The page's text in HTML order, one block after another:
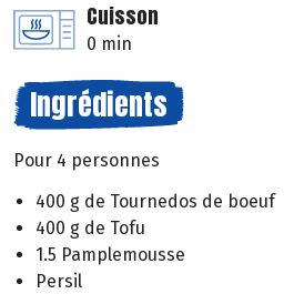
Cuisson
0 min
Ingrédients
Pour 4 personnes
400 g de Tournedos de boeuf
400 g de Tofu
1.5 Pamplemousse
Persil